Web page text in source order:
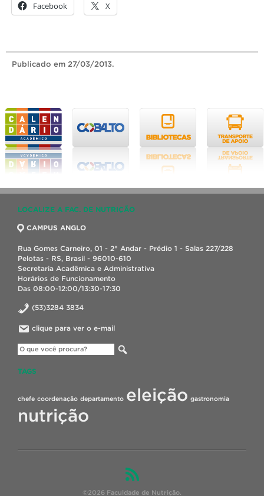
Facebook X
Publicado em 27/03/2013.
LOCALIZE A FAC. DE NUTRIÇÃO
CAMPUS ANGLO
Rua Gomes Carneiro, 01 - 2° Andar - Prédio 1 - Salas 227/228
Pelotas - RS, Brasil - 96010-610
Secretaria Acadêmica e Administrativa
Horários de Funcionamento
Das 08:00-12:00/13:30-17:30
(53)3284 3834
clique para ver o e-mail
TAGS
chefe coordenação departamento eleição gastronomia
nutrição
©2026 Faculdade de Nutrição.